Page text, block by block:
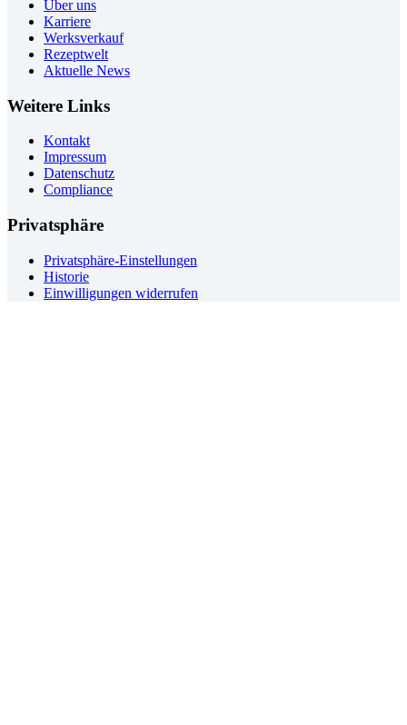
Über uns
Karriere
Werksverkauf
Rezeptwelt
Aktuelle News
Weitere Links
Kontakt
Impressum
Datenschutz
Compliance
Privatsphäre
Privatsphäre-Einstellungen
Historie
Einwilligungen widerrufen